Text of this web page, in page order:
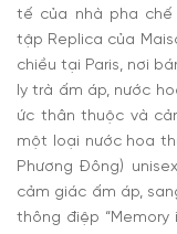
tế của nhà pha chế
tập Replica của
chiều tại Paris, nơi
ly trà ấm áp, nước
ức thân thuộc và
một loại nước hoa
Phương Đông)
cảm giác ấm áp,
thông điệp “Memory